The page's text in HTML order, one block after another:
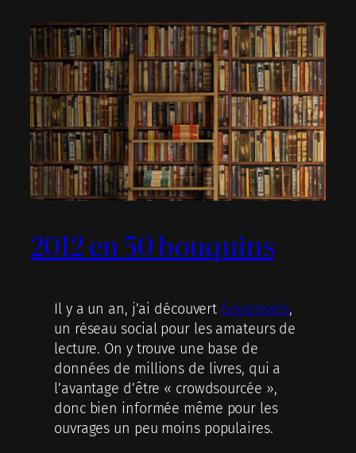
2012 en 50 bouquins
Il y a un an, j’ai découvert Goodreads,
un réseau social pour les amateurs de
lecture. On y trouve une base de
données de millions de livres, qui a
l’avantage d’être « crowdsourcée »,
donc bien informée même pour les
ouvrages un peu moins populaires.